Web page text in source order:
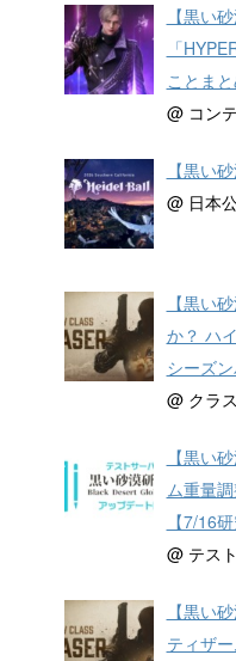
【黒い
「
ことま
@ コン
【黒い
@ 日本
【黒い
か？ ハ
シーズ
@ クラ
【黒い
ム重量
【7/16
@ テス
【黒い
ティザ